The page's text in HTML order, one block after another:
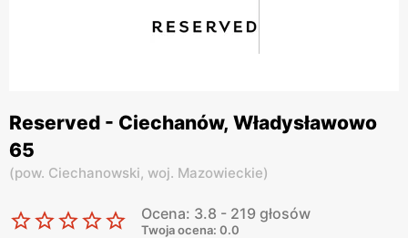
Reserved - Ciechanów, Władysławowo
65
(pow. Ciechanowski, woj. Mazowieckie)
Ocena: 3.8 - 219 głosów
Twoja ocena: 0.0